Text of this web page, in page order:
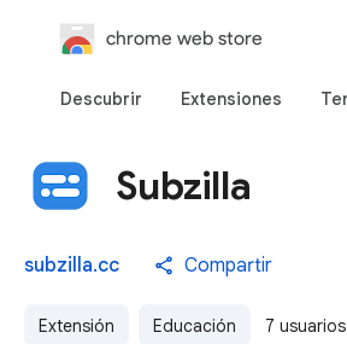
chrome web store
Descubrir Extensiones
Subzilla
subzilla.cc Compartir
Extensión Educación 7 usuarios